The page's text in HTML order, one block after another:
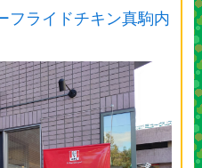
フライドチキン真駒内